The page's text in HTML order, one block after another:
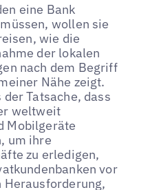
eine Bank
wollen sie
wie die
der lokalen
nach dem Begriff
Nähe zeigt.
Tatsache, dass
weltweit
Mobilgeräte
um ihre
zu erledigen,
vor
Herausforderung,